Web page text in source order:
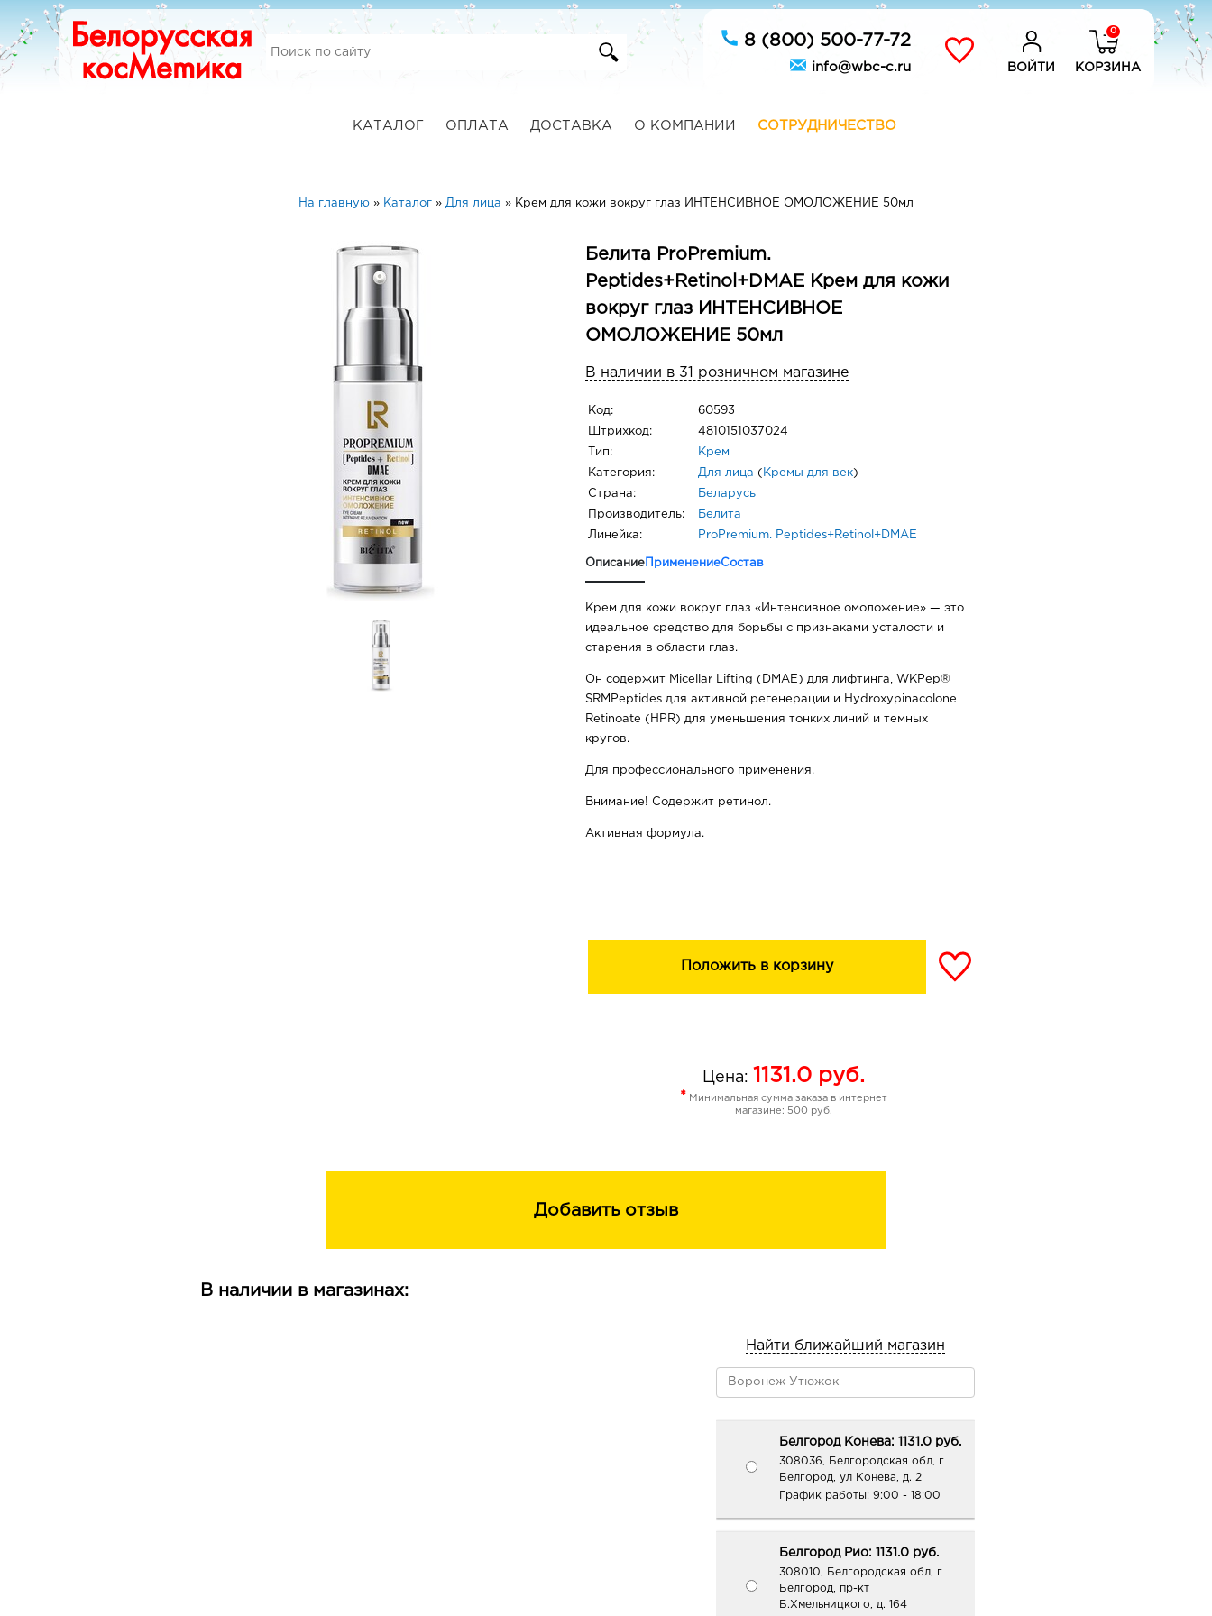
8 (800) 500-77-72
info@wbc-c.ru ВОЙТИ
0
КОРЗИНА
КАТАЛОГ ОПЛАТА ДОСТАВКА О КОМПАНИИ СОТРУДНИЧЕСТВО
На главную » Каталог » Для лица » Крем для кожи вокруг глаз ИНТЕНСИВНОЕ ОМОЛОЖЕНИЕ 50мл
Белита ProPremium.
Peptides+Retinol+DMAE Крем для кожи
вокруг глаз ИНТЕНСИВНОЕ
ОМОЛОЖЕНИЕ 50мл
В наличии в 31 розничном магазине
Код: 60593
Штрихкод: 4810151037024
Тип: Крем
Категория: Для лица ( Кремы для век)
Страна: Беларусь
Производитель: Белита
Линейка: ProPremium. Peptides+Retinol+DMAE
Описание ПрименениеСостав
Крем для кожи вокруг глаз «Интенсивное омоложение» — это
идеальное средство для борьбы с признаками усталости и
старения в области глаз.
Он содержит Micellar Lifting (DMAE) для лифтинга, WKPep®
SRMPeptides для активной регенерации и Hydroxypinacolone
Retinoate (HPR) для уменьшения тонких линий и темных
кругов.
Для профессионального применения.
Внимание! Содержит ретинол.
Активная формула.
Положить в корзину
Цена: 1131.0 руб.
* Минимальная сумма заказа в интернет
магазине: 500 руб.
Добавить отзыв
В наличии в магазинах:
Найти ближайший магазин
Белгород Конева: 1131.0 руб.
308036, Белгородская обл, г
Белгород, ул Конева, д. 2
График работы: 9:00 - 18:00
Белгород Рио: 1131.0 руб.
308010, Белгородская обл, г
Белгород, пр-кт
Б.Хмельницкого, д. 164